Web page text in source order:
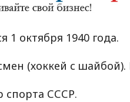
1 октября 1940 года.
(хоккей с
спорта СССР.